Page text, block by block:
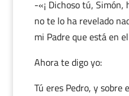
-«¡ Dichoso tú, Simón,
no te lo ha revelado
mi Padre que está en
Ahora te digo yo:
Tú eres Pedro, y sobre